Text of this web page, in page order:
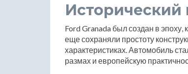
Исторический
Ford Granada был создан в
еще сохраняли простоту
характеристиках. Автомобиль
размах и европейскую